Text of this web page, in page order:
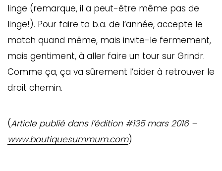
linge (remarque, il a peut-être même pas de
linge!). Pour faire ta b.a. de l’année, accepte le
match quand même, mais invite-le fermement,
mais gentiment, à aller faire un tour sur Grindr.
Comme ça, ça va sûrement l’aider à retrouver le
droit chemin.
(Article publié dans l’édition #135 mars 2016 –
www.boutiquesummum.com)